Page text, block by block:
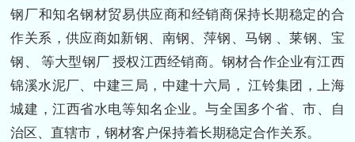
钢厂和知名钢材贸易供应商和经销商保持长期稳定的合
作关系，供应商如新钢、南钢、萍钢、马钢 、莱钢、宝
钢、 等大型钢厂 授权江西经销商。钢材合作企业有江西
锦溪水泥厂、中建三局，中建十六局， 江铃集团，上海
城建，江西省水电等知名企业。与全国多个省、市、自
治区、直辖市，钢材客户保持着长期稳定合作关系。